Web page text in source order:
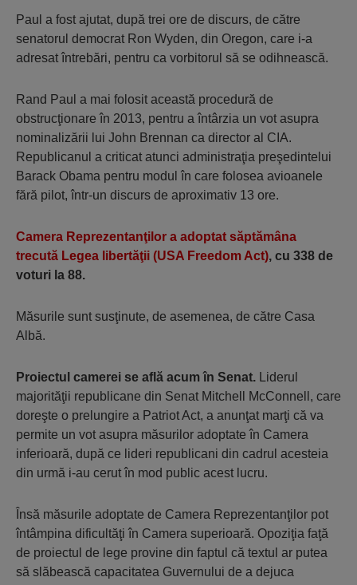
Paul a fost ajutat, după trei ore de discurs, de către
senatorul democrat Ron Wyden, din Oregon, care i-a
adresat întrebări, pentru ca vorbitorul să se odihnească.
Rand Paul a mai folosit această procedură de
obstrucţionare în 2013, pentru a întârzia un vot asupra
nominalizării lui John Brennan ca director al CIA.
Republicanul a criticat atunci administraţia preşedintelui
Barack Obama pentru modul în care folosea avioanele
fără pilot, într-un discurs de aproximativ 13 ore.
Camera Reprezentanţilor a adoptat săptămâna
trecută Legea libertăţii (USA Freedom Act), cu 338 de
voturi la 88.
Măsurile sunt susţinute, de asemenea, de către Casa
Albă.
Proiectul camerei se află acum în Senat.
Liderul
majorităţii republicane din Senat Mitchell McConnell, care
doreşte o prelungire a Patriot Act, a anunţat marţi că va
permite un vot asupra măsurilor adoptate în Camera
inferioară, după ce lideri republicani din cadrul acesteia
din urmă i-au cerut în mod public acest lucru.
Însă măsurile adoptate de Camera Reprezentanţilor pot
întâmpina dificultăţi în Camera superioară. Opoziţia faţă
de proiectul de lege provine din faptul că textul ar putea
să slăbească capacitatea Guvernului de a dejuca